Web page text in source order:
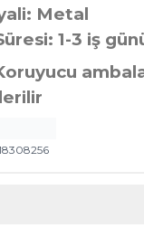
Metal
1-3 iş